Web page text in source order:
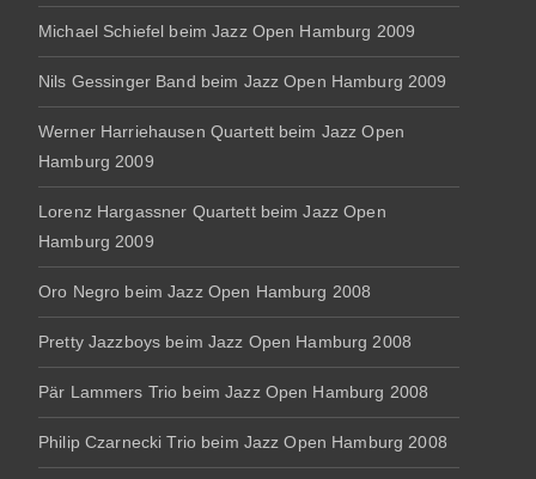
Michael Schiefel beim Jazz Open Hamburg 2009
Nils Gessinger Band beim Jazz Open Hamburg 2009
Werner Harriehausen Quartett beim Jazz Open
Hamburg 2009
Lorenz Hargassner Quartett beim Jazz Open
Hamburg 2009
Oro Negro beim Jazz Open Hamburg 2008
Pretty Jazzboys beim Jazz Open Hamburg 2008
Pär Lammers Trio beim Jazz Open Hamburg 2008
Philip Czarnecki Trio beim Jazz Open Hamburg 2008